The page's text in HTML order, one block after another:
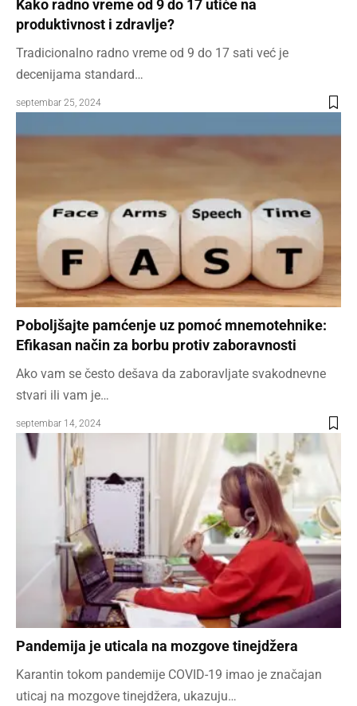
Kako radno vreme od 9 do 17 utiče na
produktivnost i zdravlje?
Tradicionalno radno vreme od 9 do 17 sati već je
decenijama standard…
septembar 25, 2024
Poboljšajte pamćenje uz pomoć mnemotehnike:
Efikasan način za borbu protiv zaboravnosti
Ako vam se često dešava da zaboravljate svakodnevne
stvari ili vam je…
septembar 14, 2024
Pandemija je uticala na mozgove tinejdžera
Karantin tokom pandemije COVID-19 imao je značajan
uticaj na mozgove tinejdžera, ukazuju…